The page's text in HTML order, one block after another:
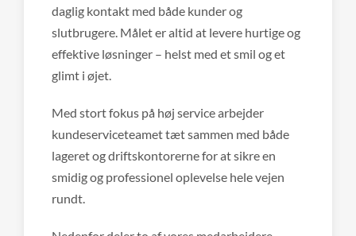
daglig kontakt med både kunder og
slutbrugere. Målet er altid at levere hurtige og
effektive løsninger – helst med et smil og et
glimt i øjet.
Med stort fokus på høj service arbejder
kundeserviceteamet tæt sammen med både
lageret og driftskontorerne for at sikre en
smidig og professionel oplevelse hele vejen
rundt.